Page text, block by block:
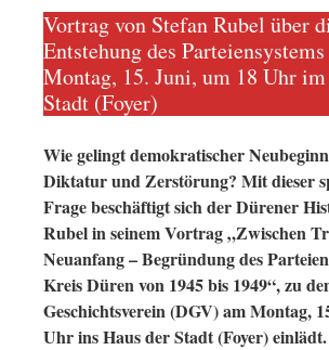
Vortrag von Stefan Rubel über
Entstehung des
Montag, 15. Juni, um 18 Uhr
Stadt (Foyer)
Wie gelingt demokratischer
Diktatur und Zerstörung? Mit dieser
Frage beschäftigt sich der Dürener
Rubel in seinem Vortrag „Zwischen
Neuanfang – Begründung des
Kreis Düren von 1945 bis 1949“, zu
Geschichtsverein (DGV) am Montag,
Uhr ins Haus der Stadt (Foyer) einlädt.